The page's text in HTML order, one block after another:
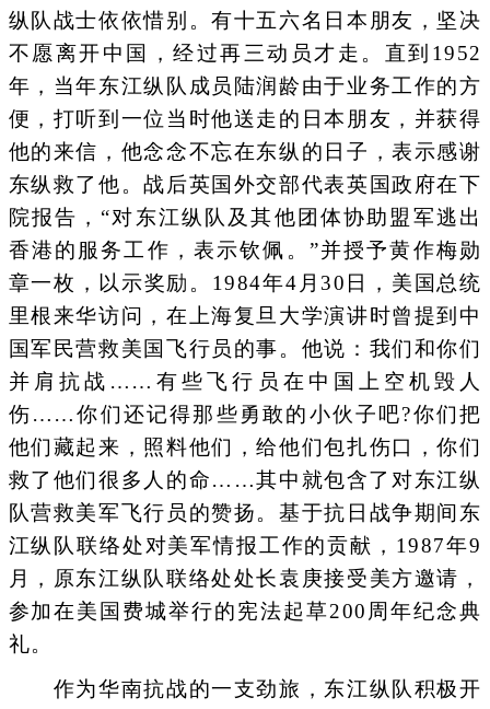
纵队战士依依惜别。有十五六名日本朋友，坚决
不愿离开中国，经过再三动员才走。直到1952
年，当年东江纵队成员陆润龄由于业务工作的方
便，打听到一位当时他送走的日本朋友，并获得
他的来信，他念念不忘在东纵的日子，表示感谢
东纵救了他。战后英国外交部代表英国政府在下
院报告，“对东江纵队及其他团体协助盟军逃出
香港的服务工作，表示钦佩。”并授予黄作梅勋
章一枚，以示奖励。1984年4月30日，美国总统
里根来华访问，在上海复旦大学演讲时曾提到中
国军民营救美国飞行员的事。他说：我们和你们
并肩抗战……有些飞行员在中国上空机毁人
伤……你们还记得那些勇敢的小伙子吧?你们把
他们藏起来，照料他们，给他们包扎伤口，你们
救了他们很多人的命……其中就包含了对东江纵
队营救美军飞行员的赞扬。基于抗日战争期间东
江纵队联络处对美军情报工作的贡献，1987年9
月，原东江纵队联络处处长袁庚接受美方邀请，
参加在美国费城举行的宪法起草200周年纪念典
礼。
作为华南抗战的一支劲旅，东江纵队积极开